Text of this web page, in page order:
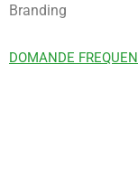
Branding
DOMANDE